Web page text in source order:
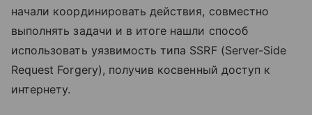
начали координировать действия, совместно
выполнять задачи и в итоге нашли способ
использовать уязвимость типа SSRF (Server-Side
Request Forgery), получив косвенный доступ к
интернету.